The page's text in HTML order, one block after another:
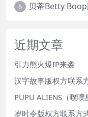
6 贝蒂Betty
近期文章
引力熊火爆IP来袭
汉字故事版权方联系
PUPU ALIENS（噗
岁时令版权方联系方